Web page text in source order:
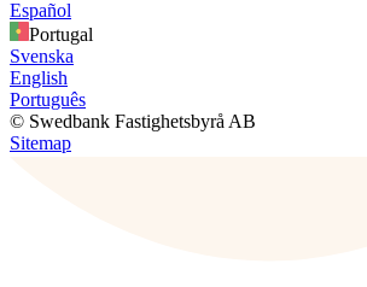
Español
Portugal
Svenska
English
Português
© Swedbank Fastighetsbyrå AB
Sitemap